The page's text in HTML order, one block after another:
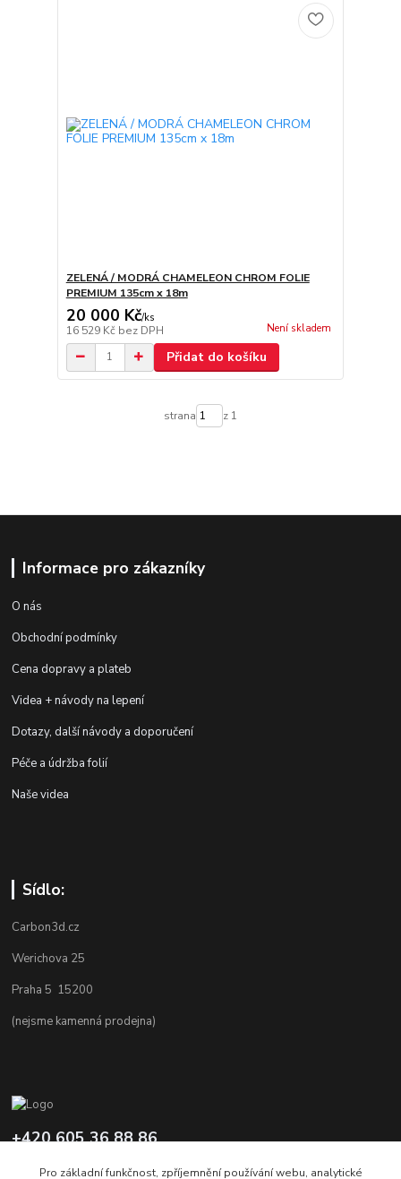
ZELENÁ / MODRÁ CHAMELEON CHROM FOLIE
PREMIUM 135cm x 18m
20 000 Kč/ks
16 529 Kč bez DPH Není skladem
Přidat do košíku
strana z 1
Informace pro zákazníky
O nás
Obchodní podmínky
Cena dopravy a plateb
Videa + návody na lepení
Dotazy, další návody a doporučení
Péče a údržba folií
Naše videa
Sídlo:
Carbon3d.cz
Werichova 25
Praha 5 15200
(nejsme kamenná prodejna)
+420 605 36 88 86
Pro základní funkčnost, zpříjemnění používání webu, analytické